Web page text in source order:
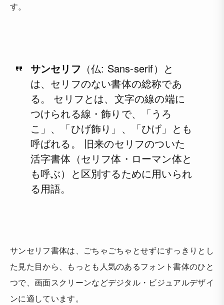
す。
サンセリフ （仏: Sans-serif）と
は、セリフのない書体の総称であ
る。 セリフとは、文字の線の端に
つけられる線・飾りで、「うろ
こ」、「ひげ飾り」、「ひげ」とも
呼ばれる。 旧来のセリフのついた
活字書体（セリフ体・ローマン体と
も呼ぶ）と区別するために用いられ
る用語。
サンセリフ書体は、ごちゃごちゃとせずにすっきりとし
た見た目から、もっとも人気のあるフォント書体のひと
つで、画面スクリーンなどデジタル・ビジュアルデザイ
ンに適しています。